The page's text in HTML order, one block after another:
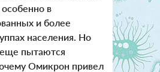
в
и более
населения. Но
пытаются
Омикрон привел